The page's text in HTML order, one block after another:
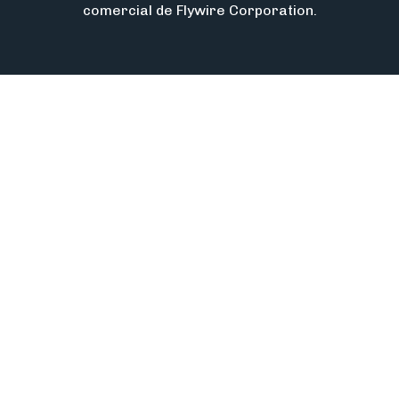
comercial de Flywire Corporation.